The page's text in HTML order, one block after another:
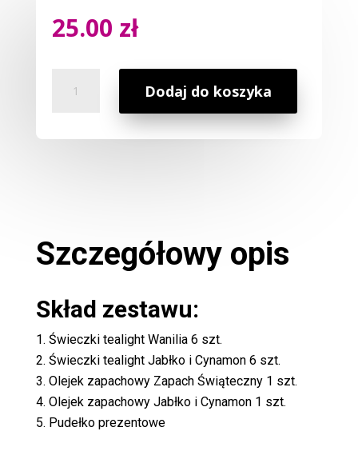
25.00 zł
Zestaw
Dodaj do koszyka
Szczegółowy opis
Skład zestawu:
Świeczki tealight Wanilia 6 szt.
Świeczki tealight Jabłko i Cynamon 6 szt.
Olejek zapachowy Zapach Świąteczny 1 szt.
Olejek zapachowy Jabłko i Cynamon 1 szt.
Pudełko prezentowe